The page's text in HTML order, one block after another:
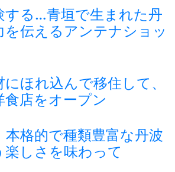
する…青垣で生まれた丹
を伝えるアンテナショッ
ほれ込んで移住して、
食店をオープン
本格的で種類豊富な丹波
楽しさを味わって